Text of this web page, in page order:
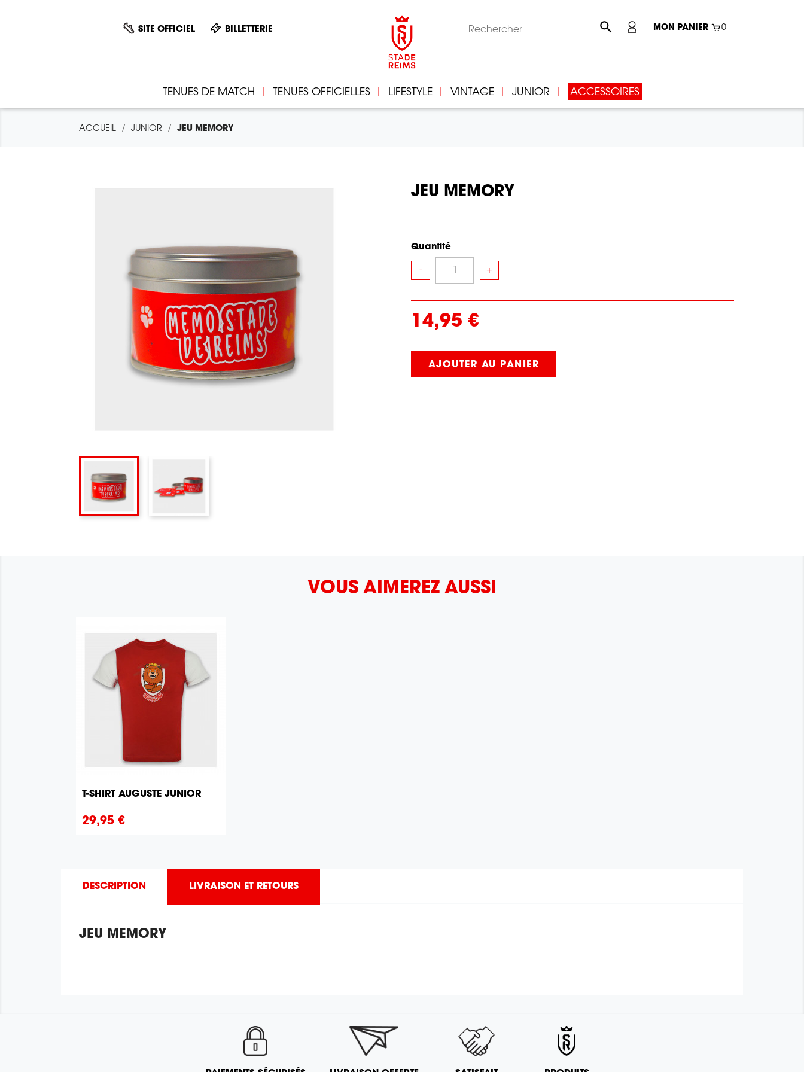
SITE OFFICIEL BILLETTERIE  MON PANIER 0
TENUES DE MATCH TENUES OFFICIELLES LIFESTYLE VINTAGE JUNIOR ACCESSOIRES
ACCUEIL JUNIOR JEU MEMORY
JEU MEMORY
Quantité
- +
14,95 €
AJOUTER AU PANIER
VOUS AIMEREZ AUSSI
T-SHIRT AUGUSTE JUNIOR
Prix
29,95 €
Aperçu rapide
DESCRIPTION LIVRAISON ET RETOURS
JEU MEMORY